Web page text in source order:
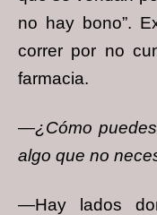
no hay bono”.
correr por no
farmacia.
—¿Cómo
algo que no
—Hay lados